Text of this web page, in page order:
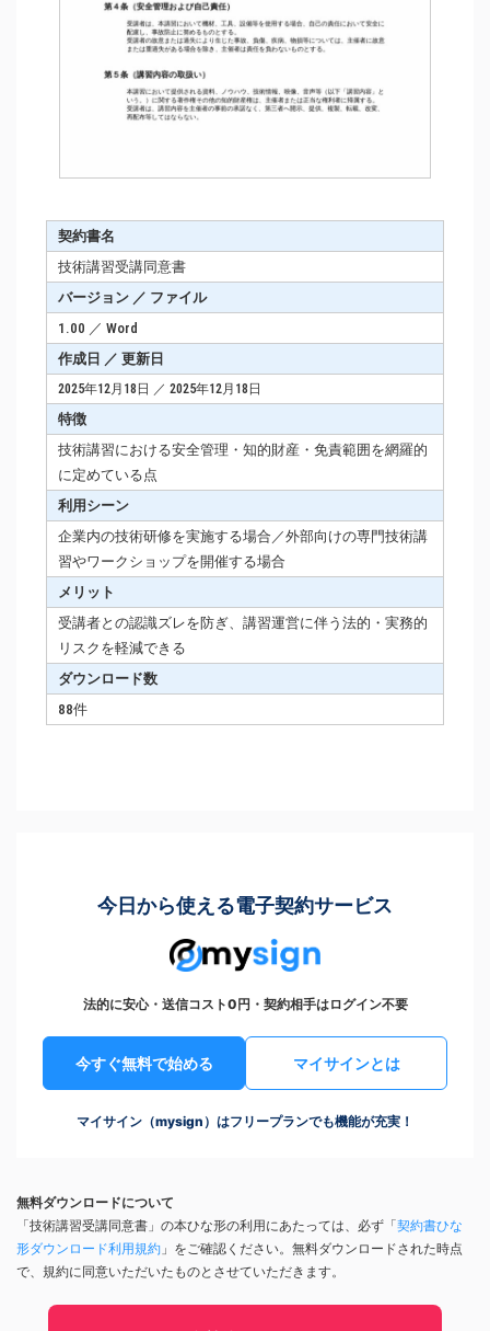
契約書名
技術講習受講同意書
バージョン ／ ファイル
1.00 ／ Word
作成日 ／ 更新日
2025年12月18日 ／ 2025年12月18日
特徴
技術講習における安全管理・知的財産・免責範囲を網羅的
に定めている点
利用シーン
企業内の技術研修を実施する場合／外部向けの専門技術講
習やワークショップを開催する場合
メリット
受講者との認識ズレを防ぎ、講習運営に伴う法的・実務的
リスクを軽減できる
ダウンロード数
88件
今日から使える電子契約サービス
法的に安心・送信コスト0円・契約相手はログイン不要
今すぐ無料で始める マイサインとは
マイサイン（mysign）はフリープランでも機能が充実！
無料ダウンロードについて
「技術講習受講同意書」の本ひな形の利用にあたっては、必ず「契約書ひな
形ダウンロード利用規約 」をご確認ください。無料ダウンロードされた時点
で、規約に同意いただいたものとさせていただきます。